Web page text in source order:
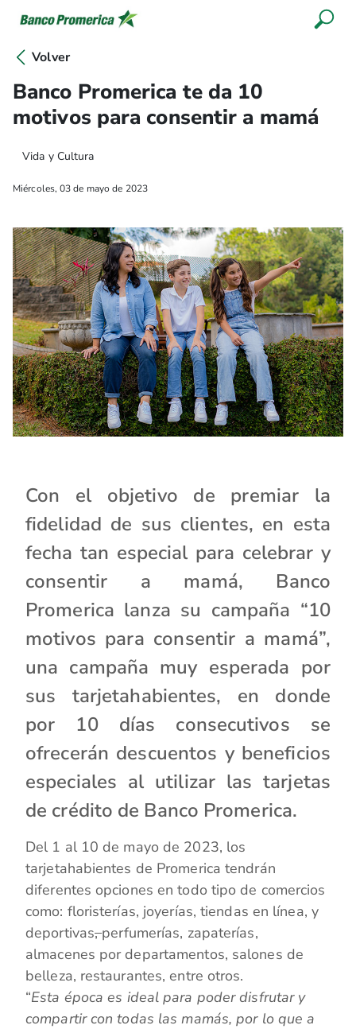
Volver
Banco Promerica te da 10
motivos para consentir a mamá
Vida y Cultura
Miércoles, 03 de mayo de 2023
Con el objetivo de premiar la
fidelidad de sus clientes, en esta
fecha tan especial para celebrar y
consentir a mamá, Banco
Promerica lanza su campaña “10
motivos para consentir a mamá”,
una campaña muy esperada por
sus tarjetahabientes, en donde
por 10 días consecutivos se
ofrecerán descuentos y beneficios
especiales al utilizar las tarjetas
de crédito de Banco Promerica.
Del 1 al 10 de mayo de 2023, los
tarjetahabientes de Promerica tendrán
diferentes opciones en todo tipo de comercios
como: floristerías, joyerías, tiendas en línea, y
deportivas,perfumerías, zapaterías,
almacenes por departamentos, salones de
belleza, restaurantes, entre otros.
“Esta época es ideal para poder disfrutar y
compartir con todas las mamás, por lo que a